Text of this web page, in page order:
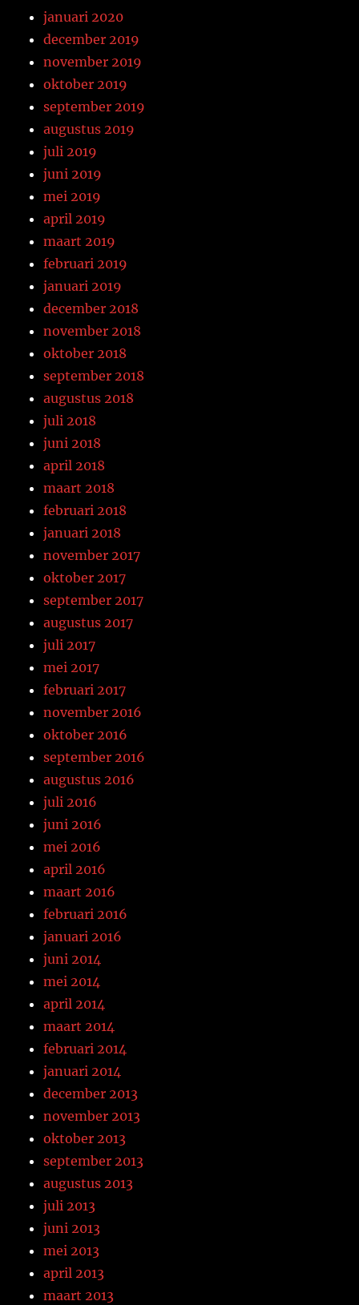
januari 2020
december 2019
november 2019
oktober 2019
september 2019
augustus 2019
juli 2019
juni 2019
mei 2019
april 2019
maart 2019
februari 2019
januari 2019
december 2018
november 2018
oktober 2018
september 2018
augustus 2018
juli 2018
juni 2018
april 2018
maart 2018
februari 2018
januari 2018
november 2017
oktober 2017
september 2017
augustus 2017
juli 2017
mei 2017
februari 2017
november 2016
oktober 2016
september 2016
augustus 2016
juli 2016
juni 2016
mei 2016
april 2016
maart 2016
februari 2016
januari 2016
juni 2014
mei 2014
april 2014
maart 2014
februari 2014
januari 2014
december 2013
november 2013
oktober 2013
september 2013
augustus 2013
juli 2013
juni 2013
mei 2013
april 2013
maart 2013